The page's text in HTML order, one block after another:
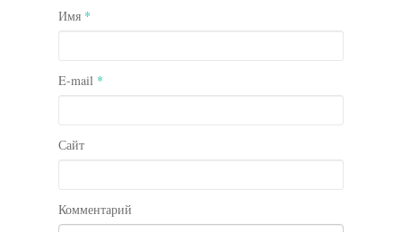
Имя *
E-mail *
Сайт
Комментарий